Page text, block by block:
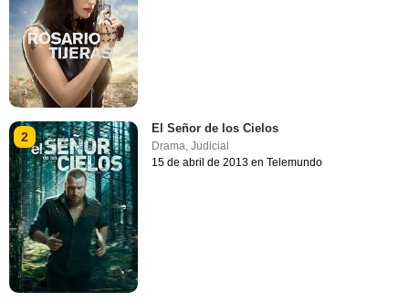
2
El Señor de los Cielos
Drama,Judicial
15 de abril de 2013 en Telemundo